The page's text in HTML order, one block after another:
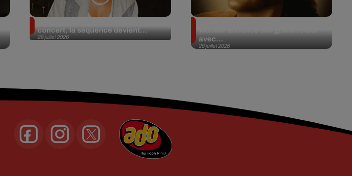
28 juillet 2026
concert, la séquence devient...
28 juillet 2026
avec...